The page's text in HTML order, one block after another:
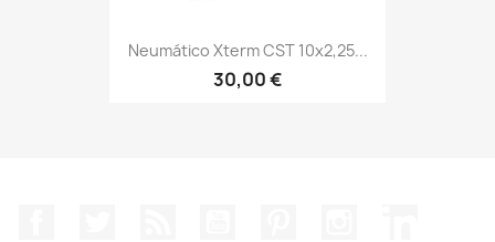
Neumático Xterm CST 10x2,25...
30,00 €